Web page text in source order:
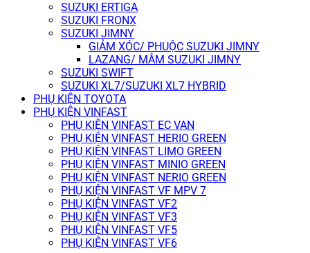
SUZUKI ERTIGA
SUZUKI FRONX
SUZUKI JIMNY
GIẢM XÓC/ PHUỘC SUZUKI JIMNY
LAZANG/ MÂM SUZUKI JIMNY
SUZUKI SWIFT
SUZUKI XL7/SUZUKI XL7 HYBRID
PHỤ KIỆN TOYOTA
PHỤ KIỆN VINFAST
PHỤ KIỆN VINFAST EC VAN
PHỤ KIỆN VINFAST HERIO GREEN
PHỤ KIỆN VINFAST LIMO GREEN
PHỤ KIỆN VINFAST MINIO GREEN
PHỤ KIỆN VINFAST NERIO GREEN
PHỤ KIỆN VINFAST VF MPV 7
PHỤ KIỆN VINFAST VF2
PHỤ KIỆN VINFAST VF3
PHỤ KIỆN VINFAST VF5
PHỤ KIỆN VINFAST VF6